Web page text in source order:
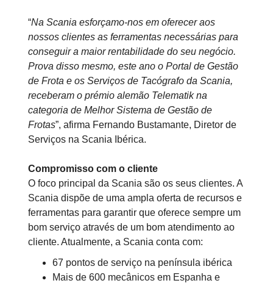
“Na Scania esforçamo-nos em oferecer aos
nossos clientes as ferramentas necessárias para
conseguir a maior rentabilidade do seu negócio.
Prova disso mesmo, este ano o Portal de Gestão
de Frota e os Serviços de Tacógrafo da Scania,
receberam o prémio alemão Telematik na
categoria de Melhor Sistema de Gestão de
Frotas”, afirma Fernando Bustamante, Diretor de
Serviços na Scania Ibérica.
Compromisso com o cliente
O foco principal da Scania são os seus clientes. A
Scania dispõe de uma ampla oferta de recursos e
ferramentas para garantir que oferece sempre um
bom serviço através de um bom atendimento ao
cliente. Atualmente, a Scania conta com:
67 pontos de serviço na península ibérica
Mais de 600 mecânicos em Espanha e